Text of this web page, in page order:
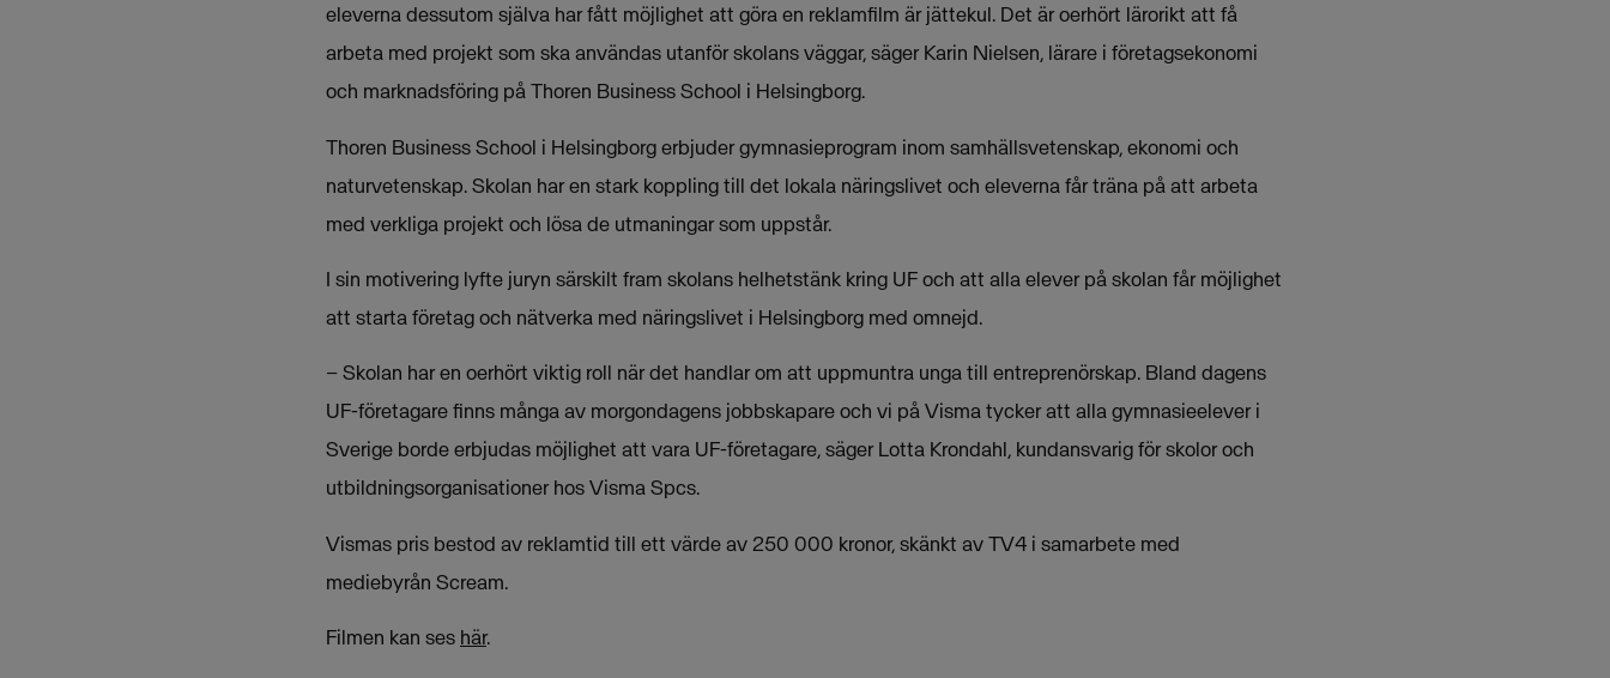
eleverna dessutom själva har fått möjlighet att göra en reklamfilm är jättekul. Det är oerhört lärorikt att få
arbeta med projekt som ska användas utanför skolans väggar, säger Karin Nielsen, lärare i företagsekonomi
och marknadsföring på Thoren Business School i Helsingborg.
Thoren Business School i Helsingborg erbjuder gymnasieprogram inom samhällsvetenskap, ekonomi och
naturvetenskap. Skolan har en stark koppling till det lokala näringslivet och eleverna får träna på att arbeta
med verkliga projekt och lösa de utmaningar som uppstår.
I sin motivering lyfte juryn särskilt fram skolans helhetstänk kring UF och att alla elever på skolan får möjlighet
att starta företag och nätverka med näringslivet i Helsingborg med omnejd.
– Skolan har en oerhört viktig roll när det handlar om att uppmuntra unga till entreprenörskap. Bland dagens
UF-företagare finns många av morgondagens jobbskapare och vi på Visma tycker att alla gymnasieelever i
Sverige borde erbjudas möjlighet att vara UF-företagare, säger Lotta Krondahl, kundansvarig för skolor och
utbildningsorganisationer hos Visma Spcs.
Vismas pris bestod av reklamtid till ett värde av 250 000 kronor, skänkt av TV4 i samarbete med
mediebyrån Scream.
Filmen kan ses här.